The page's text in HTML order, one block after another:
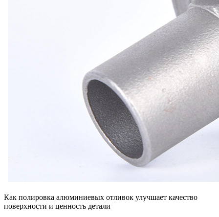
Как полировка алюминиевых отливок улучшает качество
поверхности и ценность детали